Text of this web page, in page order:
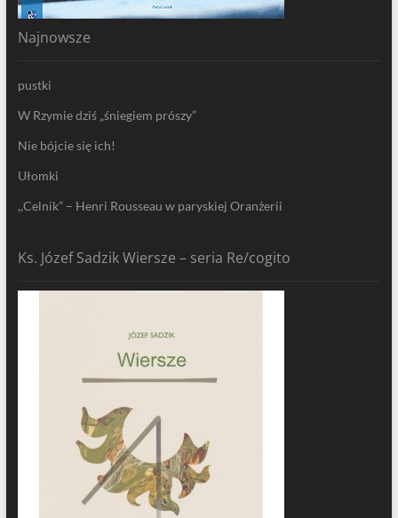
Najnowsze
pustki
W Rzymie dziś „śniegiem prószy”
Nie bójcie się ich!
Ułomki
,,Celnik” – Henri Rousseau w paryskiej Oranżerii
Ks. Józef Sadzik Wiersze – seria Re/cogito